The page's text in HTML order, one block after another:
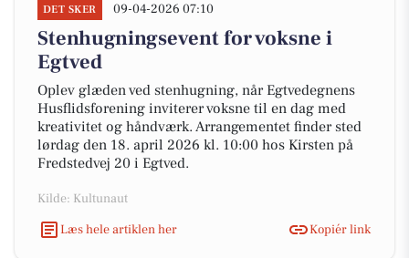
DET SKER 09-04-2026 07:10
Stenhugningsevent for voksne i
Egtved
Oplev glæden ved stenhugning, når Egtvedegnens
Husflidsforening inviterer voksne til en dag med
kreativitet og håndværk. Arrangementet finder sted
lørdag den 18. april 2026 kl. 10:00 hos Kirsten på
Fredstedvej 20 i Egtved.
Kilde: Kultunaut
Læs hele artiklen her
Kopiér link